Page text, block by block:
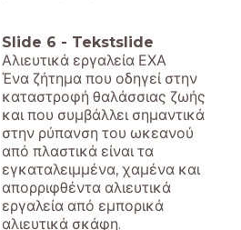
Slide 6 - Tekstslide
Αλιευτικά εργαλεία ΕΧΑ
Ένα ζήτημα που οδηγεί στην
καταστροφή θαλάσσιας ζωής
και που συμβάλλει σημαντικά
στην ρύπανση του ωκεανού
από πλαστικά είναι τα
εγκαταλειμμένα, χαμένα και
απορριφθέντα αλιευτικά
εργαλεία από εμπορικά
αλιευτικά σκάφη.